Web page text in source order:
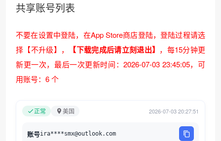
共享账号列表
不要在设置中登陆，在App Store商店登陆，登陆过程请选
择【不升级】，
【下载完成后请立刻退出】 ，每15分钟更
新更一次， 最后一次更新时间：2026-07-03 23:45:05，可
用账号：6 个
正常 美国 2026-07-03 20:27:51
账号ira****smx@outlook.com